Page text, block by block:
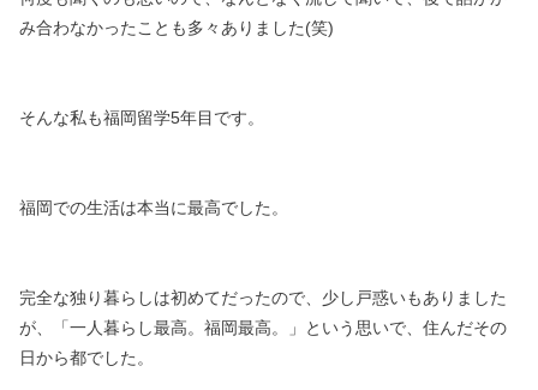
み合わなかったことも多々ありました(笑)
そんな私も福岡留学5年目です。
福岡での生活は本当に最高でした。
完全な独り暮らしは初めてだったので、 少し戸惑いもありました
が、
「一人暮らし最高。福岡最高。」という思いで、 住んだその
日から都でした。